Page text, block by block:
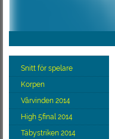
Snitt för spelare
Korpen
Vårvinden 2014
High 5final 2014
Täbystriken 2014